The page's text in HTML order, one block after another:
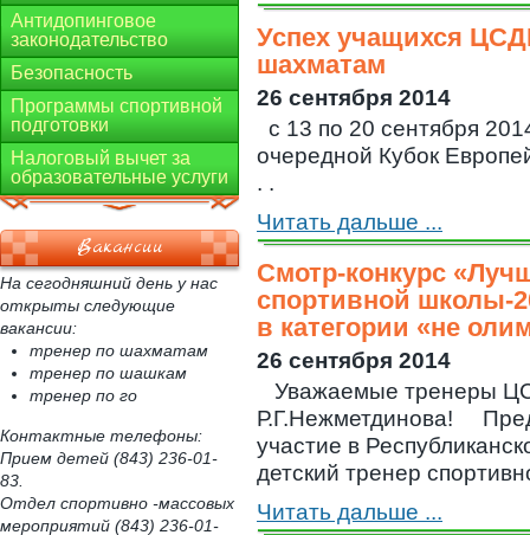
Антидопинговое
законодательство
Безопасность
Программы спортивной
подготовки
Налоговый вычет за
образовательные услуги
Вакансии
На сегодняшний день у нас
открыты следующие
вакансии:
тренер по шахматам
тренер по шашкам
тренер по го
Контактные телефоны:
Прием детей (843) 236-01-
83.
Отдел спортивно -массовых
мероприятий (843) 236-01-
Успех учащихся
шахматам
26 сентября 2014
с 13 по 20 сентября
очередной Кубок
. .
Читать дальше ...
Смотр-конкурс
спортивной школы-
в категории «не
26 сентября 2014
Уважаемые тренеры
Р.Г.Нежметдинова!
участие в
детский тренер
Читать дальше ...